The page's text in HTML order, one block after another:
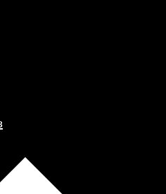
Оплатите заказ банковской
оплаты получите
описанием заказа. Когда